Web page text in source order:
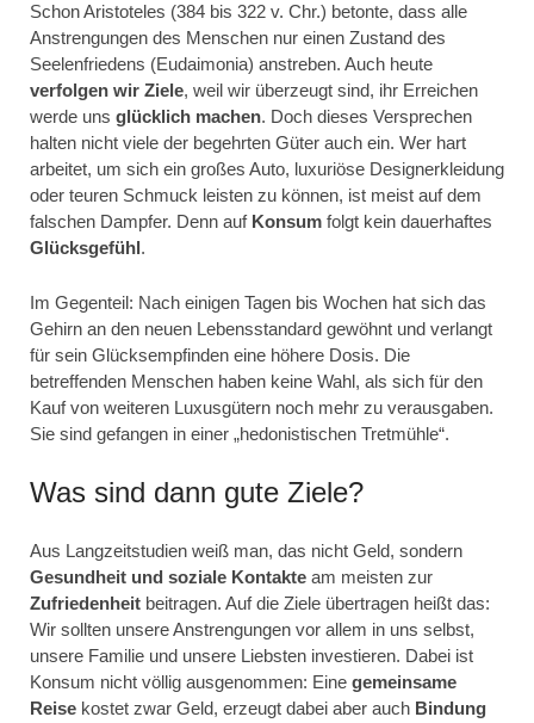
Schon Aristoteles (384 bis 322 v. Chr.) betonte, dass alle
Anstrengungen des Menschen nur einen Zustand des
Seelenfriedens (Eudaimonia) anstreben. Auch heute
verfolgen wir Ziele, weil wir überzeugt sind, ihr Erreichen
werde uns glücklich machen. Doch dieses Versprechen
halten nicht viele der begehrten Güter auch ein. Wer hart
arbeitet, um sich ein großes Auto, luxuriöse Designerkleidung
oder teuren Schmuck leisten zu können, ist meist auf dem
falschen Dampfer. Denn auf Konsum folgt kein dauerhaftes
Glücksgefühl.
Im Gegenteil: Nach einigen Tagen bis Wochen hat sich das
Gehirn an den neuen Lebensstandard gewöhnt und verlangt
für sein Glücksempfinden eine höhere Dosis. Die
betreffenden Menschen haben keine Wahl, als sich für den
Kauf von weiteren Luxusgütern noch mehr zu verausgaben.
Sie sind gefangen in einer „hedonistischen Tretmühle“.
Was sind dann gute Ziele?
Aus Langzeitstudien weiß man, das nicht Geld, sondern
Gesundheit und soziale Kontakte am meisten zur
Zufriedenheit beitragen. Auf die Ziele übertragen heißt das:
Wir sollten unsere Anstrengungen vor allem in uns selbst,
unsere Familie und unsere Liebsten investieren. Dabei ist
Konsum nicht völlig ausgenommen: Eine gemeinsame
Reise kostet zwar Geld, erzeugt dabei aber auch Bindung